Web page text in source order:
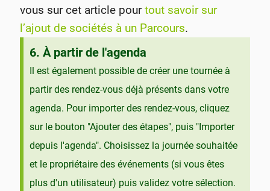
vous sur cet article pourtout savoir sur
l’ajout de sociétés à un Parcours.
6. À partir de l'agenda
Il est également possible de créer une tournée à
partir des rendez-vous déjà présents dans votre
agenda. Pour importer des rendez-vous, cliquez
sur le bouton "Ajouter des étapes", puis "Importer
depuis l'agenda". Choisissez la journée souhaitée
et le propriétaire des événements (si vous êtes
plus d'un utilisateur) puis validez votre sélection.